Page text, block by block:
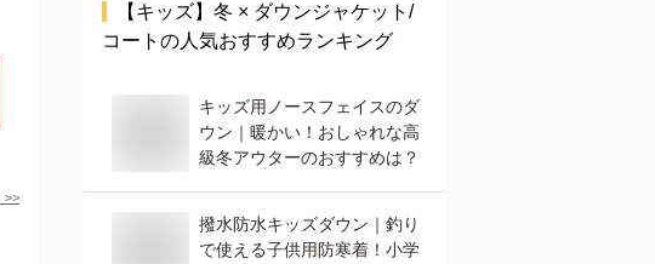
>>
【キッズ】 冬 × ダウンジャケット/
コート の人気おすすめランキング
キッズ用ノースフェイスのダ
ウン｜暖かい！おしゃれな高
級冬アウターのおすすめは？
撥水防水キッズダウン｜釣り
で使える子供用防寒着！小学